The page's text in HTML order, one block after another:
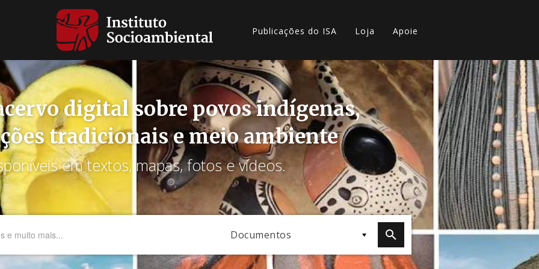
Publicações do ISA Loja Apoie
digital sobre povos indígenas,
tradicionais e meio ambiente
em textos, mapas, fotos e vídeos.
Documentos